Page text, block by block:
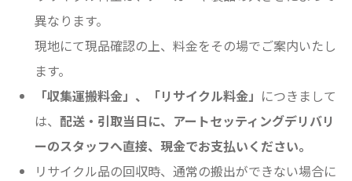
異なります。
現地にて現品確認の上、料金をその場でご案内いたし
ます。
「収集運搬料金」、「リサイクル料金」 につきまして
は、 配送・引取当日に、アートセッティングデリバリ
ーのスタッフへ直接、現金でお支払いください。
リサイクル品の回収時、通常の搬出ができない場合に